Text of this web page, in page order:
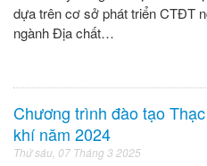
dựa trên cơ sở phát triển CTĐT
ngành Địa chất…
Chương trình đào tạo
khí năm 2024
Thứ sáu, 07 Tháng 3 2025